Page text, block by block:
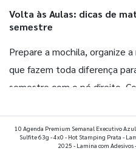
Volta às Aulas: dicas de
semestre
Prepare a mochila, organize
que fazem toda diferença
semestre com o pé direito.
10 Agenda Premium Semanal Executivo
Sulfite 63g - 4x0 - Hot Stamping Prata -
2025 - Lamina com